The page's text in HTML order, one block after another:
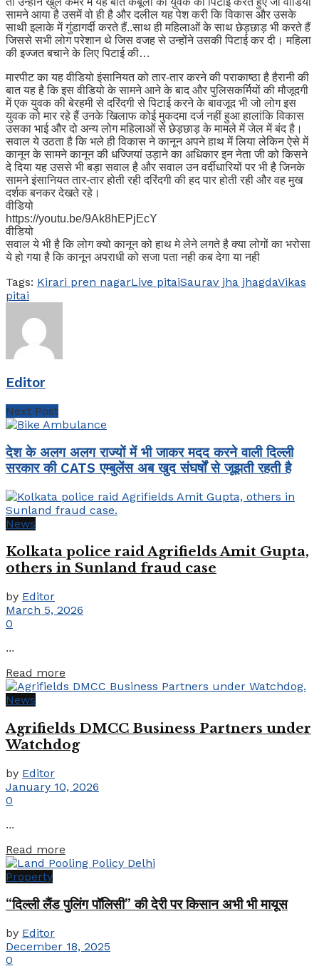
सामने आया है उसमें वो ही है और दलील यह पेश करी कि विकास और उसके
साथी इलाके में गुंडागर्दी करते हैं..साथ ही महिलाओं के साथ छेड़छाड़ भी करते हैं
जिससे सभी लोग परेशान थे जिस वजह से उन्होंने उसकी पिटाई कर दी। महिला
की इज्जत बचाने के लिए पिटाई की…
मारपीट का यह वीडियो इंसानियत को तार-तार करने की पराकाष्ठा है हैरानी की
बात यह है कि इस वीडियो के सामने आने के बाद और पुलिसकर्मियों की मौजूदगी
में एक युवक की बेरहमी से दरिंदगी से पिटाई करने के बावजूद भी जो लोग इस
युवक को मार रहे हैं उनके खिलाफ कोई मुकदमा दर्ज नहीं हुआ हालांकि विकास
उसका भाई और दो अन्य लोग महिलाओं से छेड़छाड़ के मामले में जेल में बंद है।
सवाल ये उठता है कि भले ही विकास ने कानून अपने हाथ में लिया लेकिन ऐसे में
कानून के सामने कानून की धज्जियां उड़ाने का अधिकार इन नेता जी को किसने
दे दिया यह उससे भी बड़ा सवाल है और सवाल उन वर्दीधारियों पर भी है जिनके
सामने इंसानियत तार-तार होती रही दरिंदगी की हद पार होती रही और वह मुख
दर्शक बनकर देखते रहे।
वीडियो
https://youtu.be/9Ak8hEPjEcY
वीडियो
सवाल ये भी है कि लोग क्यो कानून को हाथ मे लेने लगते है क्या लोगों का भरोसा
ये हो गया है कि कानून अपराधी को सजा पता नही कब देगा या नही
Tags: Kirari pren nagarLive pitaiSaurav jha jhagdaVikas
pitai
Editor
Next Post
देश के अलग अलग राज्यों में भी जाकर मदद करने वाली दिल्ली
सरकार की CATS एम्बुलेंस अब खुद संघर्षों से जूझती रहती है
News
Kolkata police raid Agrifields Amit Gupta,
others in Sunland fraud case
by Editor
March 5, 2026
0
...
Read more
News
Agrifields DMCC Business Partners under
Watchdog
by Editor
January 10, 2026
0
...
Read more
Property
“दिल्ली लैंड पुलिंग पॉलिसी” की देरी पर किसान अभी भी मायूस
by Editor
December 18, 2025
0